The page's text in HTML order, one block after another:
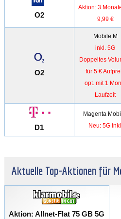
O2
Aktion: 3
9,99 €
O2
Mobile M
inkl. 5G
Doppeltes
für 5 €
opt. mit 1
Laufzeit
D1
Magenta
Neu: 5G
Aktuelle Top-Aktionen für
Aktion: Allnet-Flat 75 GB 5G